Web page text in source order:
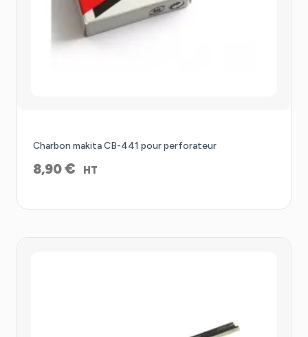
Charbon makita CB-441 pour perforateur
8,90€ HT